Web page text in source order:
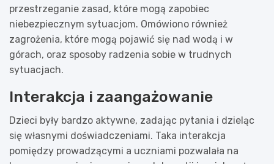
przestrzeganie zasad, które mogą zapobiec
niebezpiecznym sytuacjom. Omówiono również
zagrożenia, które mogą pojawić się nad wodą i w
górach, oraz sposoby radzenia sobie w trudnych
sytuacjach.
Interakcja i zaangażowanie
Dzieci były bardzo aktywne, zadając pytania i dzieląc
się własnymi doświadczeniami. Taka interakcja
pomiędzy prowadzącymi a uczniami pozwalała na